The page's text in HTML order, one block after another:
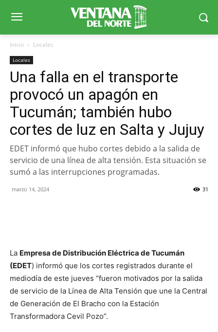
Inicio Locales
Locales
Una falla en el transporte
provocó un apagón en
Tucumán; también hubo
cortes de luz en Salta y Jujuy
EDET informó que hubo cortes debido a la salida de
servicio de una línea de alta tensión. Esta situación se
sumó a las interrupciones programadas.
marzo 14, 2024 31
La Empresa de Distribución Eléctrica de Tucumán
(EDET) informó que los cortes registrados durante el
mediodía de este jueves “fueron motivados por la salida
de servicio de la Línea de Alta Tensión que une la Central
de Generación de El Bracho con la Estación
Transformadora Cevil Pozo”.